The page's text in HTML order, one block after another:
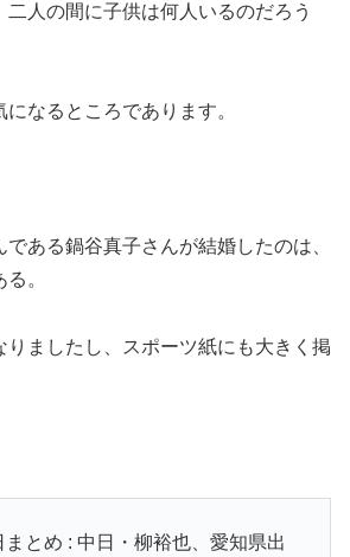
二人の間に子供は何人いるのだろう
なるところであります。
ある鍋谷真子さんが結婚したのは、
。
りましたし、スポーツ紙にも大きく掲
まとめ : 中日・柳裕也、愛知県出